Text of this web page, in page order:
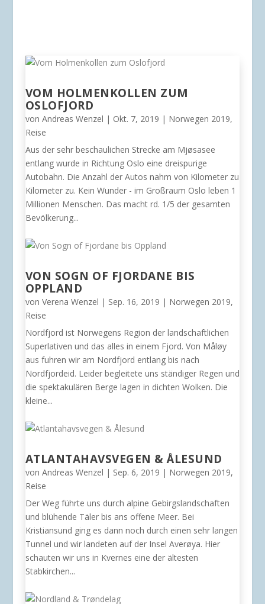
VOM HOLMENKOLLEN ZUM
OSLOFJORD
von Andreas Wenzel | Okt. 7, 2019 | Norwegen 2019,
Reise
Aus der sehr beschaulichen Strecke am Mjøsasee
entlang wurde in Richtung Oslo eine dreispurige
Autobahn. Die Anzahl der Autos nahm von Kilometer zu
Kilometer zu. Kein Wunder - im Großraum Oslo leben 1
Millionen Menschen. Das macht rd. 1/5 der gesamten
Bevölkerung...
VON SOGN OF FJORDANE BIS
OPPLAND
von Verena Wenzel | Sep. 16, 2019 | Norwegen 2019,
Reise
Nordfjord ist Norwegens Region der landschaftlichen
Superlativen und das alles in einem Fjord. Von Måløy
aus fuhren wir am Nordfjord entlang bis nach
Nordfjordeid. Leider begleitete uns ständiger Regen und
die spektakulären Berge lagen in dichten Wolken. Die
kleine...
ATLANTAHAVSVEGEN & ÅLESUND
von Andreas Wenzel | Sep. 6, 2019 | Norwegen 2019,
Reise
Der Weg führte uns durch alpine Gebirgslandschaften
und blühende Täler bis ans offene Meer. Bei
Kristiansund ging es dann noch durch einen sehr langen
Tunnel und wir landeten auf der Insel Averøya. Hier
schauten wir uns in Kvernes eine der ältesten
Stabkirchen...